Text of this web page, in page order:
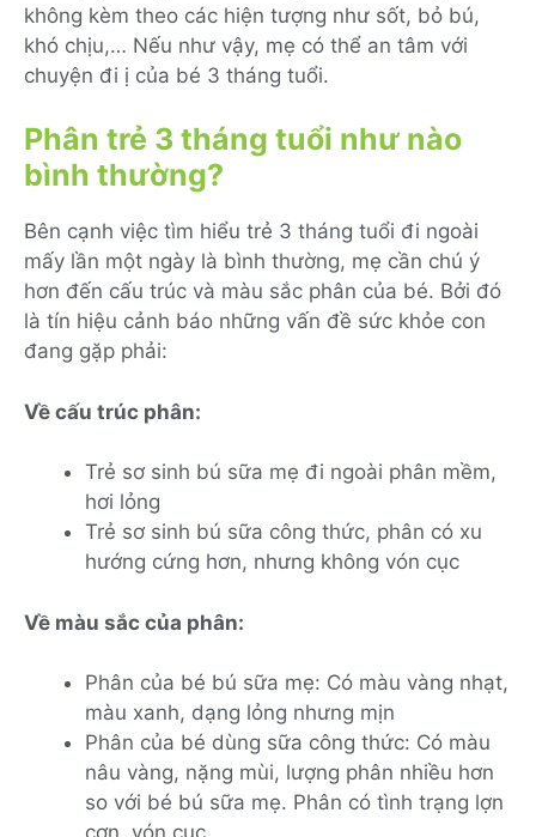
không kèm theo các hiện tượng như sốt, bỏ bú,
khó chịu,… Nếu như vậy, mẹ có thể an tâm với
chuyện đi ị của bé 3 tháng tuổi.
Phân trẻ 3 tháng tuổi như nào
bình thường?
Bên cạnh việc tìm hiểu trẻ 3 tháng tuổi đi ngoài
mấy lần một ngày là bình thường, mẹ cần chú ý
hơn đến cấu trúc và màu sắc phân của bé. Bởi đó
là tín hiệu cảnh báo những vấn đề sức khỏe con
đang gặp phải:
Về cấu trúc phân:
Trẻ sơ sinh bú sữa mẹ đi ngoài phân mềm,
hơi lỏng
Trẻ sơ sinh bú sữa công thức, phân có xu
hướng cứng hơn, nhưng không vón cục
Về màu sắc của phân:
Phân của bé bú sữa mẹ: Có màu vàng nhạt,
màu xanh, dạng lỏng nhưng mịn
Phân của bé dùng sữa công thức: Có màu
nâu vàng, nặng mùi, lượng phân nhiều hơn
so với bé bú sữa mẹ. Phân có tình trạng lợn